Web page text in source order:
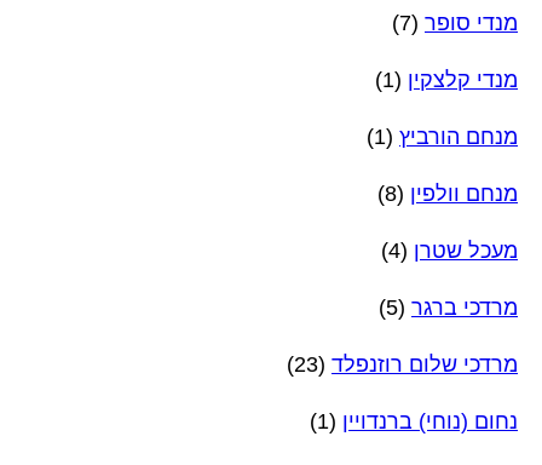
מנדי סופר (7)
מנדי קלצקין (1)
מנחם הורביץ (1)
מנחם וולפין (8)
מעכל שטרן (4)
מרדכי ברגר (5)
מרדכי שלום רוזנפלד (23)
נחום (נוחי) ברנדויין (1)